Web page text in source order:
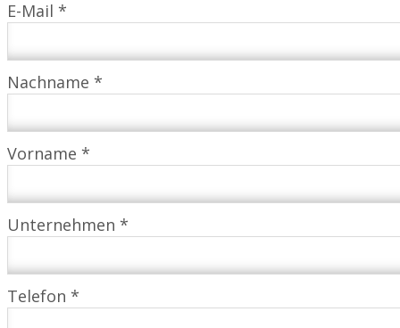
E-Mail *
Nachname *
Vorname *
Unternehmen *
Telefon *